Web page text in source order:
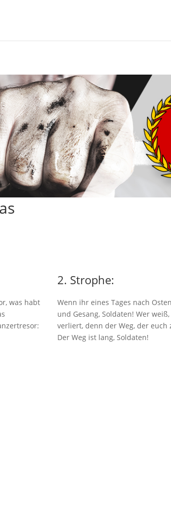
was habt
2. Strophe:
Wenn ihr eines Tages nach
und Gesang, Soldaten! Wer
verliert, denn der Weg, der
Der Weg ist lang, Soldaten!